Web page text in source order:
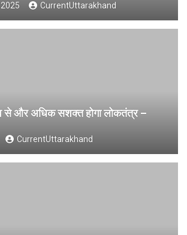
CurrentUttarakhand
से और अधिक सशक्त होगा लोकतंत्र –
CurrentUttarakhand